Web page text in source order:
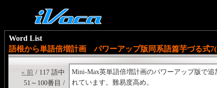
Word List
語根から単語倍増計画 パワーアップ版同系語篇芋づる式
Mini-Max英単語倍増計画のパワーアップ版で
れています。難易度高め。
« 前 / 117 語中
51～100番目 /